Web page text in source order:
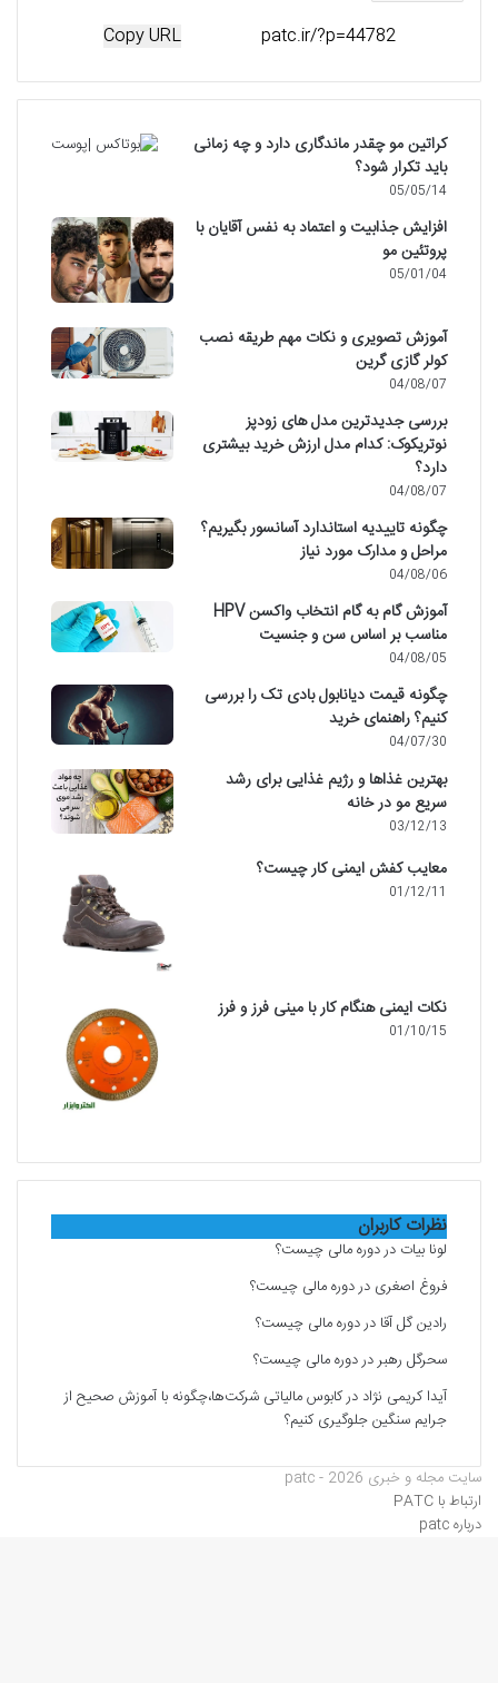
Copy URL
کراتین مو چقدر ماندگاری دارد و چه زمانی
باید تکرار شود؟
05/05/14
افزایش جذابیت و اعتماد به نفس آقایان با
پروتئین مو
05/01/04
آموزش تصویری و نکات مهم طریقه نصب
کولر گازی گرین
04/08/07
بررسی جدیدترین مدل های زودپز
نوتریکوک: کدام مدل ارزش خرید بیشتری
دارد؟
04/08/07
چگونه تاییدیه استاندارد آسانسور بگیریم؟
مراحل و مدارک مورد نیاز
04/08/06
آموزش گام به گام انتخاب واکسن HPV
مناسب بر اساس سن و جنسیت
04/08/05
چگونه قیمت دیانابول بادی تک را بررسی
کنیم؟ راهنمای خرید
04/07/30
بهترین غذاها و رژیم غذایی برای رشد
سریع مو در خانه
03/12/13
معایب کفش ایمنی کار چیست؟
01/12/11
نکات ایمنی هنگام کار با مینی فرز و فرز
01/10/15
نظرات کاربران
لونا بیات دردوره مالی چیست؟
فروغ اصغری دردوره مالی چیست؟
رادین گل آقا دردوره مالی چیست؟
سحرگل رهبردردوره مالی چیست؟
آیدا کریمی نژاد درکابوس مالیاتی شرکت‌ها،چگونه با آموزش صحیح از
جرایم سنگین جلوگیری کنیم؟
سایت مجله و خبری patc - 2026
ارتباط با PATC
درباره patc